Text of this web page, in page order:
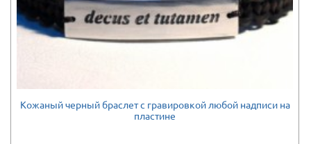
Кожаный черный браслет с гравировкой любой надписи на
пластине
Є в наявності